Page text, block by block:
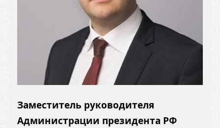
Заместитель руководителя
Администрации президента РФ